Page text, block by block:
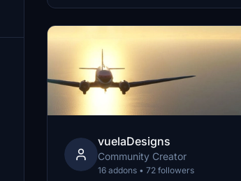
vuelaDesigns
Community Creator
16 addons • 72 followers